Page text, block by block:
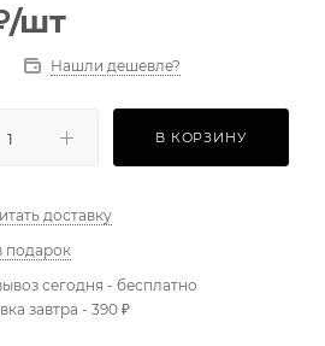
/шт
Нашли дешевле?
В КОРЗИНУ
доставку
подарок
сегодня - бесплатно
завтра - 390 ₽